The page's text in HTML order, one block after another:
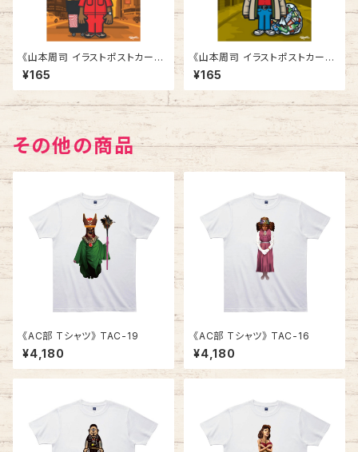
《山本周司 イラストポストカー
ド》CY-6／ タイムズスクエア
清掃員
¥165
《山本周司 イラストポストカー
ド》CY-7／ 缶拾いの男
¥165
その他の商品
《AC部 Tシャツ》 TAC-19
¥4,180
《AC部 Tシャツ》 TAC-16
¥4,180